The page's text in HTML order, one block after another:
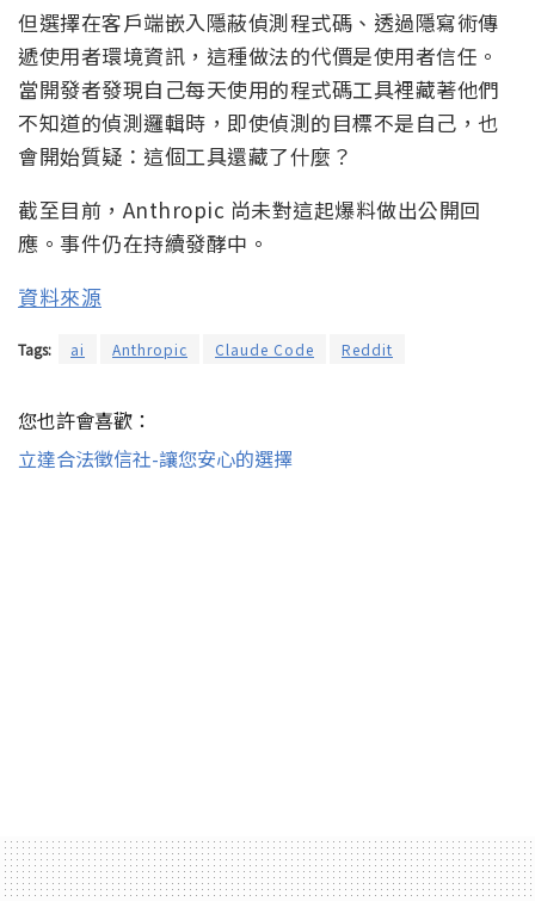
但選擇在客戶端嵌入隱蔽偵測程式碼、透過隱寫術傳
遞使用者環境資訊，這種做法的代價是使用者信任。
當開發者發現自己每天使用的程式碼工具裡藏著他們
不知道的偵測邏輯時，即使偵測的目標不是自己，也
會開始質疑：這個工具還藏了什麼？
截至目前，Anthropic 尚未對這起爆料做出公開回
應。事件仍在持續發酵中。
資料來源
Tags: ai Anthropic Claude Code Reddit
您也許會喜歡：
立達合法徵信社-讓您安心的選擇